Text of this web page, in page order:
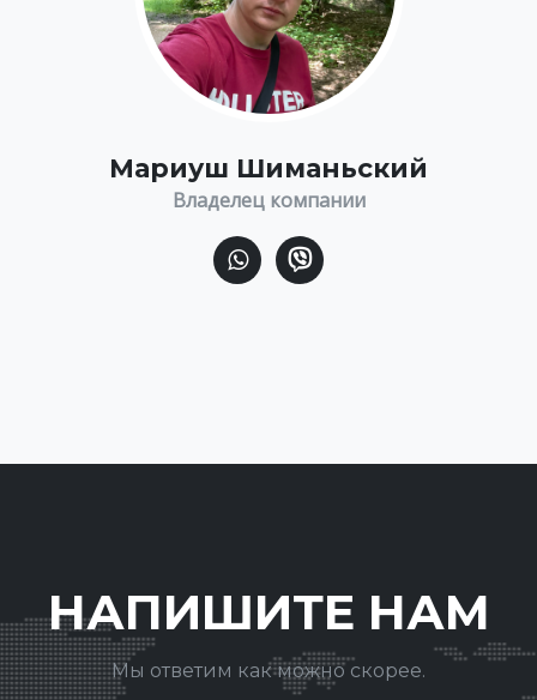
Мариуш Шиманьский
Владелец компании
НАПИШИТЕ НАМ
Мы ответим как можно скорее.